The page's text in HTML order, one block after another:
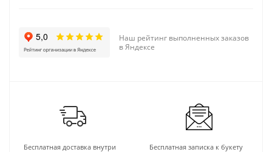
Наш рейтинг выполненных заказов
в Яндексе
Бесплатная доставка внутри
Бесплатная записка к букету